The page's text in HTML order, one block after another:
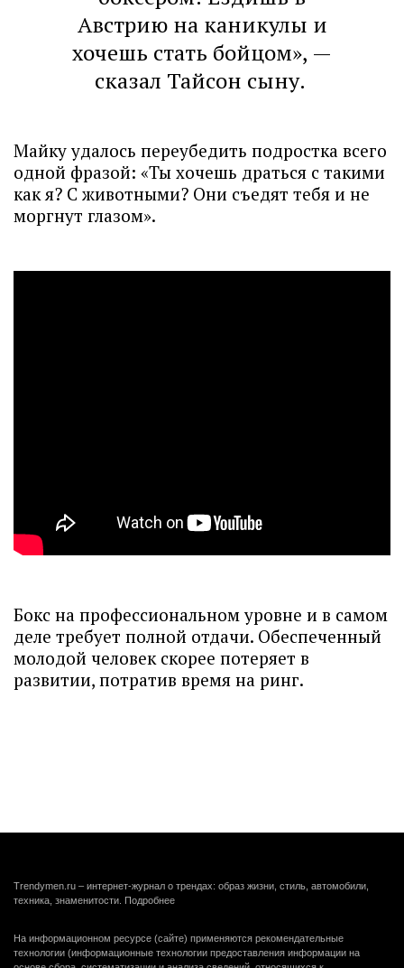
Австрию на каникулы и
хочешь стать бойцом», —
сказал Тайсон сыну.
Майку удалось переубедить подростка всего
одной фразой: «Ты хочешь драться с такими
как я? С животными? Они съедят тебя и не
моргнут глазом».
Бокс на профессиональном уровне и в самом
деле требует полной отдачи. Обеспеченный
молодой человек скорее потеряет в
развитии, потратив время на ринг.
Trendymen.ru – интернет-журнал о трендах: образ жизни, стиль, автомобили,
техника, знаменитости. Подробнее
На информационном ресурсе (сайте) применяются рекомендательные
технологии (информационные технологии предоставления информации на